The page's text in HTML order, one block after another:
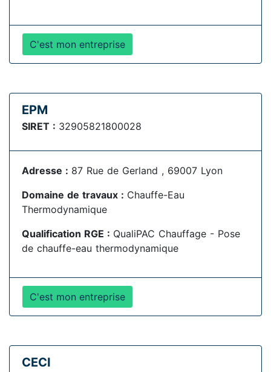
C'est mon entreprise
EPM
SIRET : 32905821800028
Adresse : 87 Rue de Gerland , 69007 Lyon
Domaine de travaux : Chauffe-Eau
Thermodynamique
Qualification RGE : QualiPAC Chauffage - Pose
de chauffe-eau thermodynamique
C'est mon entreprise
CECI